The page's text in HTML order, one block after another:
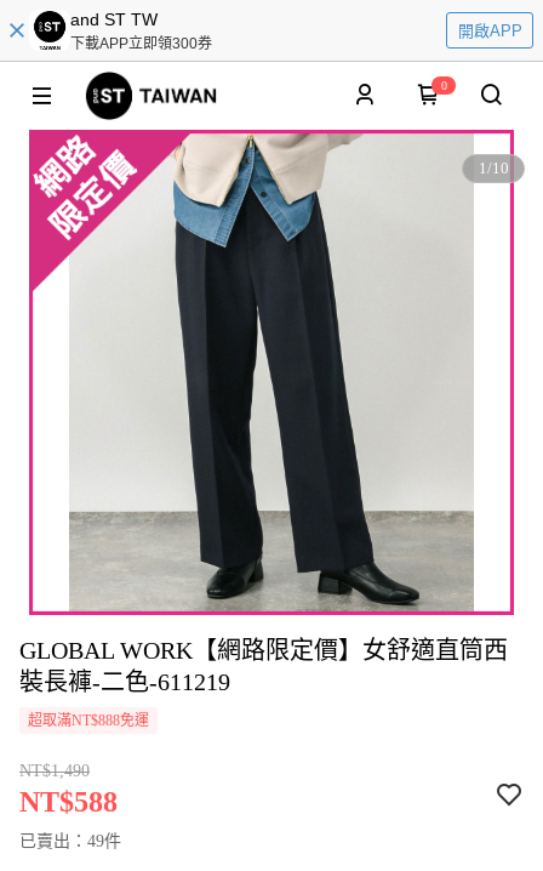
and ST TW
下載APP立即領300券
開啟APP
0
1/10
GLOBAL WORK【網路限定價】女舒適直筒西
裝長褲-二色-611219
超取滿NT$888免運
NT$1,490
NT$588
已賣出：49件